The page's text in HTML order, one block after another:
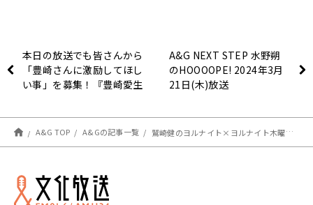
本日の放送でも皆さんから
「豊崎さんに激励してほし
い事」を募集！『豊崎愛生
A&G NEXT STEP 水野朔
のHOOOOPE! 2024年3月
21日(木)放送
A&G TOP A&Gの記事一覧 鷲崎健のヨルナイト×ヨルナイト木曜日！ #１６５２レポート